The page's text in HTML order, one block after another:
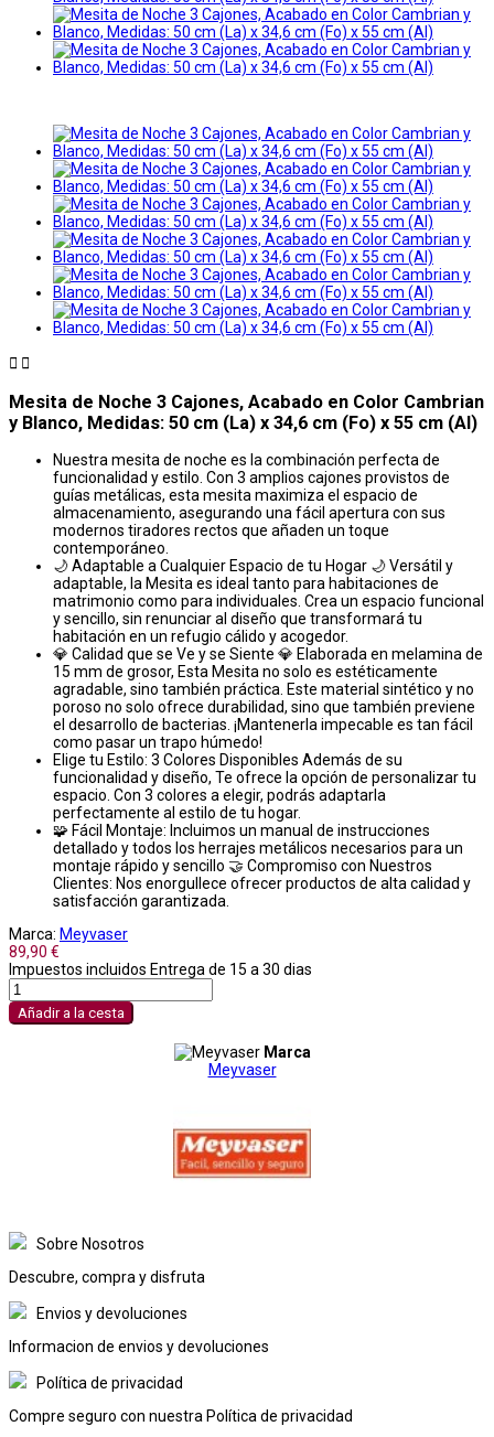
 
Mesita de Noche 3 Cajones, Acabado en Color Cambrian
y Blanco, Medidas: 50 cm (La) x 34,6 cm (Fo) x 55 cm (Al)
Nuestra mesita de noche es la combinación perfecta de
funcionalidad y estilo. Con 3 amplios cajones provistos de
guías metálicas, esta mesita maximiza el espacio de
almacenamiento, asegurando una fácil apertura con sus
modernos tiradores rectos que añaden un toque
contemporáneo.
🌙 Adaptable a Cualquier Espacio de tu Hogar 🌙 Versátil y
adaptable, la Mesita es ideal tanto para habitaciones de
matrimonio como para individuales. Crea un espacio funcional
y sencillo, sin renunciar al diseño que transformará tu
habitación en un refugio cálido y acogedor.
💎 Calidad que se Ve y se Siente 💎 Elaborada en melamina de
15 mm de grosor, Esta Mesita no solo es estéticamente
agradable, sino también práctica. Este material sintético y no
poroso no solo ofrece durabilidad, sino que también previene
el desarrollo de bacterias. ¡Mantenerla impecable es tan fácil
como pasar un trapo húmedo!
Elige tu Estilo: 3 Colores Disponibles Además de su
funcionalidad y diseño, Te ofrece la opción de personalizar tu
espacio. Con 3 colores a elegir, podrás adaptarla
perfectamente al estilo de tu hogar.
🧩 Fácil Montaje: Incluimos un manual de instrucciones
detallado y todos los herrajes metálicos necesarios para un
montaje rápido y sencillo 🤝 Compromiso con Nuestros
Clientes: Nos enorgullece ofrecer productos de alta calidad y
satisfacción garantizada.
Marca: Meyvaser
89,90 €
Impuestos incluidos Entrega de 15 a 30 dias
Añadir a la cesta
Marca
Meyvaser
Sobre Nosotros
Descubre, compra y disfruta
Envios y devoluciones
Informacion de envios y devoluciones
Política de privacidad
Compre seguro con nuestra Política de privacidad